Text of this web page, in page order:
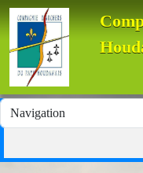
Panneau de gestion des